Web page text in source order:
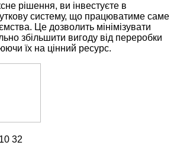
рішення, ви інвестуєте в
систему, що працюватиме саме
Це дозволить мінімізувати
збільшити вигоду від переробки
їх на цінний ресурс.
32